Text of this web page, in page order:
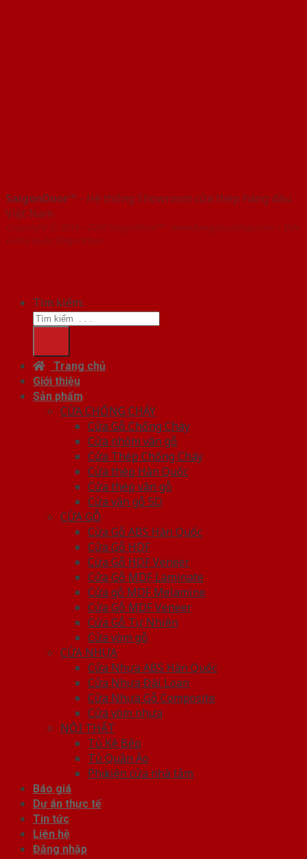
SaigonDoor™ - Hệ thống Showroom cửa thép hàng đầu
Việt Nam
Copyright ⓒ 2016 – 2026 SaigonDoor™ - www.baogiacuathep.com | Đơn
vị chủ quản SaigonDoor
Tìm kiếm:
Trang chủ
Giới thiệu
Sản phẩm
CỬA CHỐNG CHÁY
Cửa Gỗ Chống Cháy
Cửa nhôm vân gỗ
Cửa Thép Chống Cháy
Cửa thép Hàn Quốc
Cửa thép vân gỗ
Cửa vân gỗ 5D
CỬA GỖ
Cửa Gỗ ABS Hàn Quốc
Cửa Gỗ HDF
Cửa Gỗ HDF Veneer
Cửa Gỗ MDF Laminate
Cửa gỗ MDF Melamine
Cửa Gỗ MDF Veneer
Cửa Gỗ Tự Nhiên
Cửa vòm gỗ
CỬA NHỰA
Cửa Nhựa ABS Hàn Quốc
Cửa Nhựa Đài Loan
Cửa Nhựa Gỗ Composite
Cửa vòm nhựa
NỘI THẤT
Tủ Kệ Bếp
Tủ Quần Áo
Phụ kiện cửa nhà tắm
Báo giá
Dự án thực tế
Tin tức
Liên hệ
Đăng nhập